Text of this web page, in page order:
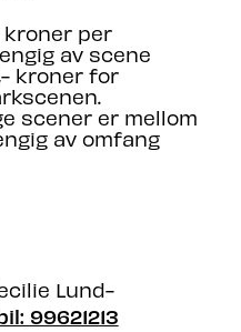
kroner per
av scene
kroner for
scener er mellom
av omfang
Lund-
99621213